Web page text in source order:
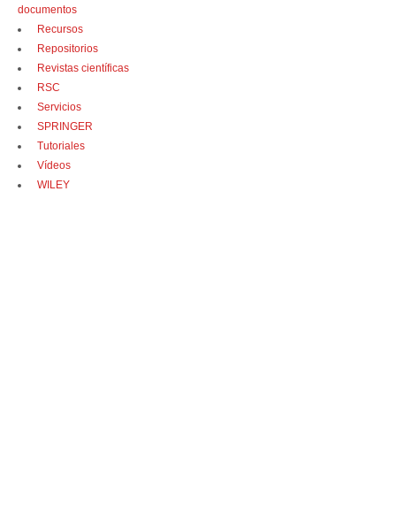
documentos
Recursos
Repositorios
Revistas científicas
RSC
Servicios
SPRINGER
Tutoriales
Vídeos
WILEY